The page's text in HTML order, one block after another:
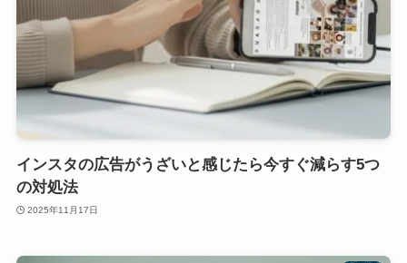
インスタの広告がうざいと感じたら今すぐ減らす5つ
の対処法
2025年11月17日